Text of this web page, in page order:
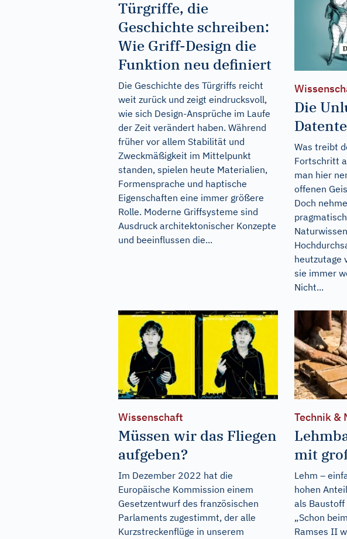
Türgriffe, die
Geschichte schreiben:
Wie Griff-Design die
Funktion neu definiert
Die Geschichte des Türgriffs reicht
weit zurück und zeigt eindrucksvoll,
wie sich Design-Ansprüche im Laufe
der Zeit verändert haben. Während
früher vor allem Stabilität und
Zweckmäßigkeit im Mittelpunkt
standen, spielen heute Materialien,
Formensprache und haptische
Eigenschaften eine immer größere
Rolle. Moderne Griffsysteme sind
Ausdruck architektonischer Konzepte
und beeinflussen die...
Die
Was treibt
Fortschritt
man hier
offenen
Doch
heutzutage
sie immer
Nicht...
Wissenschaft
Müssen wir das Fliegen
aufgeben?
Im Dezember 2022 hat die
Europäische Kommission einem
Gesetzentwurf des französischen
Parlaments zugestimmt, der alle
Kurzstreckenflüge in unserem
Technik &
mit
Lehm –
hohen
als Baustoff
„Schon
Ramses II